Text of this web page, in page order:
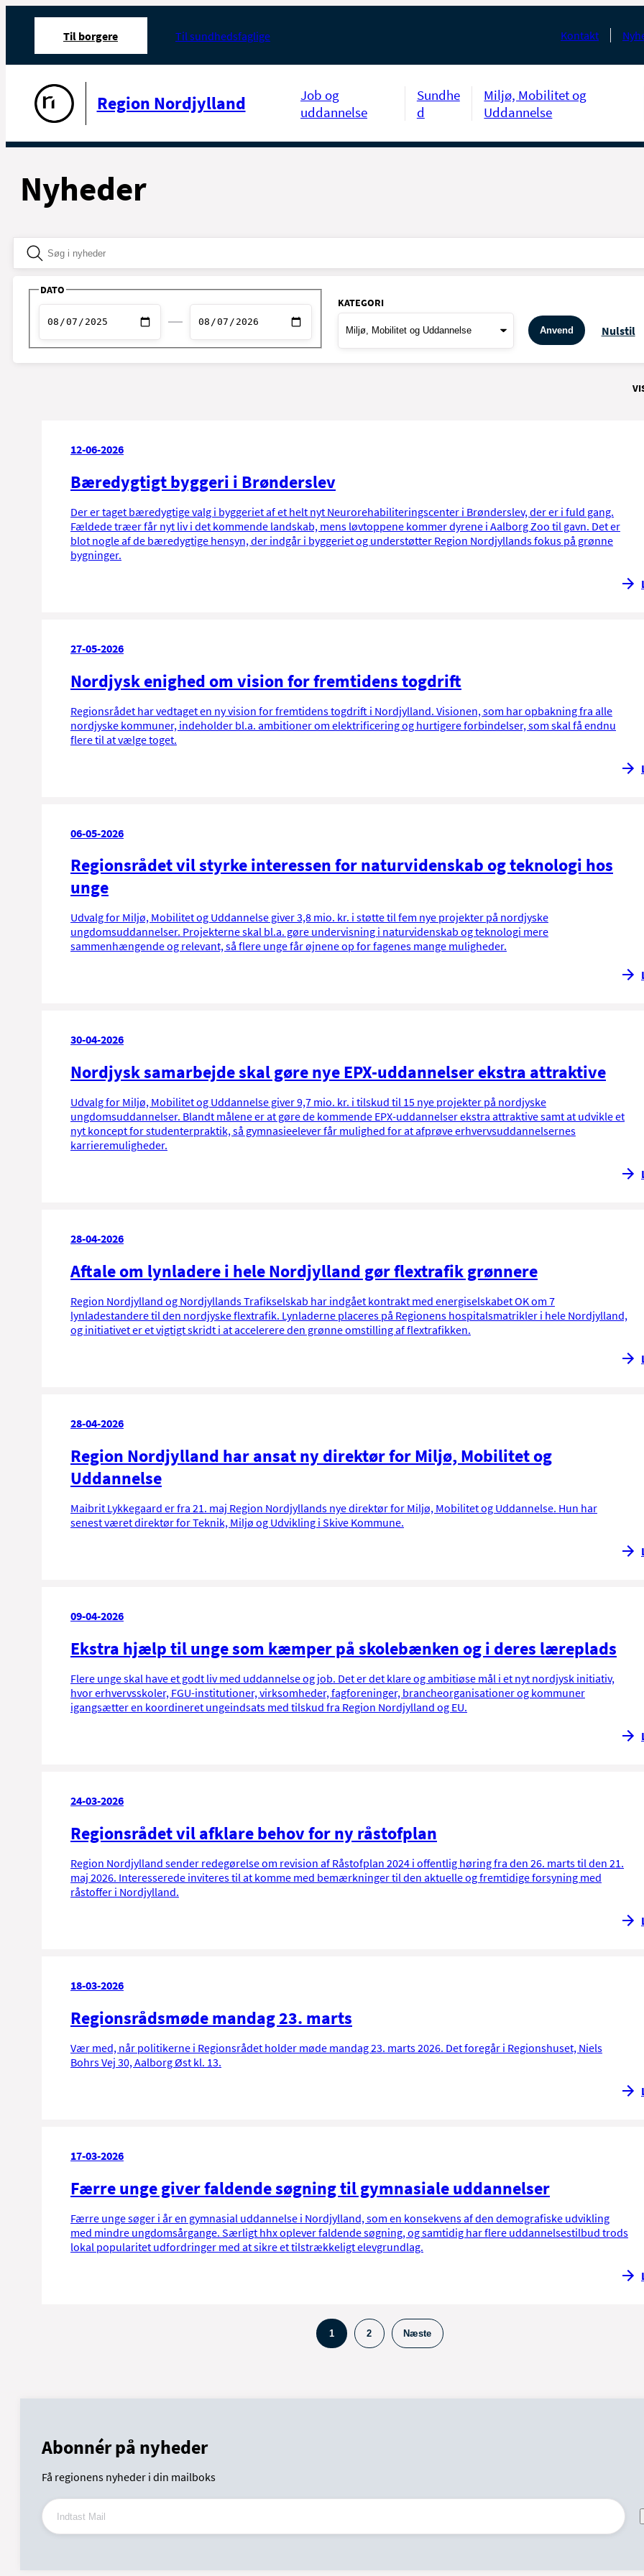
Til borgere Til sundhedsfaglige Kontakt
Region Nordjylland
Job og
uddannelse
Sundhe
d
Miljø, Mobilitet og
Uddannelse
Nyheder
DATO
Vælg start dato
Vælg slut dato
KATEGORI
Anvend Nulstil
12-06-2026
Bæredygtigt byggeri i Brønderslev
Der er taget bæredygtige valg i byggeriet af et helt nyt Neurorehabiliteringscenter i Brønderslev, der er i fuld gang.
Fældede træer får nyt liv i det kommende landskab, mens løvtoppene kommer dyrene i Aalborg Zoo til gavn. Det er
blot nogle af de bæredygtige hensyn, der indgår i byggeriet og understøtter Region Nordjyllands fokus på grønne
bygninger.
27-05-2026
Nordjysk enighed om vision for fremtidens togdrift
Regionsrådet har vedtaget en ny vision for fremtidens togdrift i Nordjylland. Visionen, som har opbakning fra alle
nordjyske kommuner, indeholder bl.a. ambitioner om elektrificering og hurtigere forbindelser, som skal få endnu
flere til at vælge toget.
06-05-2026
Regionsrådet vil styrke interessen for naturvidenskab og teknologi hos
unge
Udvalg for Miljø, Mobilitet og Uddannelse giver 3,8 mio. kr. i støtte til fem nye projekter på nordjyske
ungdomsuddannelser. Projekterne skal bl.a. gøre undervisning i naturvidenskab og teknologi mere
sammenhængende og relevant, så flere unge får øjnene op for fagenes mange muligheder.
30-04-2026
Nordjysk samarbejde skal gøre nye EPX-uddannelser ekstra attraktive
Udvalg for Miljø, Mobilitet og Uddannelse giver 9,7 mio. kr. i tilskud til 15 nye projekter på nordjyske
ungdomsuddannelser. Blandt målene er at gøre de kommende EPX-uddannelser ekstra attraktive samt at udvikle et
nyt koncept for studenterpraktik, så gymnasieelever får mulighed for at afprøve erhvervsuddannelsernes
karrieremuligheder.
28-04-2026
Aftale om lynladere i hele Nordjylland gør flextrafik grønnere
Region Nordjylland og Nordjyllands Trafikselskab har indgået kontrakt med energiselskabet OK om 7
lynladestandere til den nordjyske flextrafik. Lynladerne placeres på Regionens hospitalsmatrikler i hele Nordjylland,
og initiativet er et vigtigt skridt i at accelerere den grønne omstilling af flextrafikken.
28-04-2026
Region Nordjylland har ansat ny direktør for Miljø, Mobilitet og
Uddannelse
Maibrit Lykkegaard er fra 21. maj Region Nordjyllands nye direktør for Miljø, Mobilitet og Uddannelse. Hun har
senest været direktør for Teknik, Miljø og Udvikling i Skive Kommune.
09-04-2026
Ekstra hjælp til unge som kæmper på skolebænken og i deres læreplads
Flere unge skal have et godt liv med uddannelse og job. Det er det klare og ambitiøse mål i et nyt nordjysk initiativ,
hvor erhvervsskoler, FGU-institutioner, virksomheder, fagforeninger, brancheorganisationer og kommuner
igangsætter en koordineret ungeindsats med tilskud fra Region Nordjylland og EU.
24-03-2026
Regionsrådet vil afklare behov for ny råstofplan
Region Nordjylland sender redegørelse om revision af Råstofplan 2024 i offentlig høring fra den 26. marts til den 21.
maj 2026. Interesserede inviteres til at komme med bemærkninger til den aktuelle og fremtidige forsyning med
råstoffer i Nordjylland.
18-03-2026
Regionsrådsmøde mandag 23. marts
Vær med, når politikerne i Regionsrådet holder møde mandag 23. marts 2026. Det foregår i Regionshuset, Niels
Bohrs Vej 30, Aalborg Øst kl. 13.
17-03-2026
Færre unge giver faldende søgning til gymnasiale uddannelser
Færre unge søger i år en gymnasial uddannelse i Nordjylland, som en konsekvens af den demografiske udvikling
med mindre ungdomsårgange. Særligt hhx oplever faldende søgning, og samtidig har flere uddannelsestilbud trods
lokal popularitet udfordringer med at sikre et tilstrækkeligt elevgrundlag.
1 2 Næste
Abonnér på nyheder
Få regionens nyheder i din mailboks
Indtast Mail